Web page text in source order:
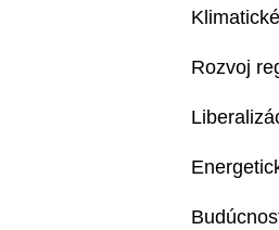
Rozvoj